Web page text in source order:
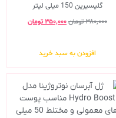
گلیسیرین 150 میلی لیتر
۳۸۰,۰۰۰تومان۳۵۰,۰۰۰تومان
افزودن به سبد خرید